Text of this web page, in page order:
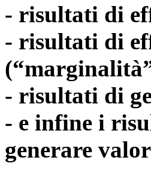
- risultati di
- risultati di
- risultati di
- e infine i
generare